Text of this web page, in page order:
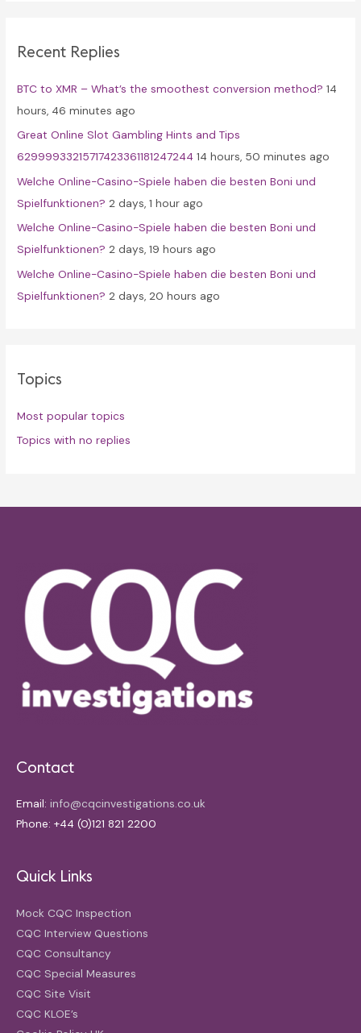
h
o
r
:
Recent Replies
BTC to XMR – What’s the smoothest conversion method? 14
hours, 46 minutes ago
Great Online Slot Gambling Hints and Tips
62999933215717423361181247244 14 hours, 50 minutes ago
Welche Online-Casino-Spiele haben die besten Boni und
Spielfunktionen? 2 days, 1 hour ago
Welche Online-Casino-Spiele haben die besten Boni und
Spielfunktionen? 2 days, 19 hours ago
Welche Online-Casino-Spiele haben die besten Boni und
Spielfunktionen? 2 days, 20 hours ago
Topics
Most popular topics
Topics with no replies
Contact
Email: info@cqcinvestigations.co.uk
Phone: +44 (0)121 821 2200
Quick Links
Mock CQC Inspection
CQC Interview Questions
CQC Consultancy
CQC Special Measures
CQC Site Visit
CQC KLOE’s